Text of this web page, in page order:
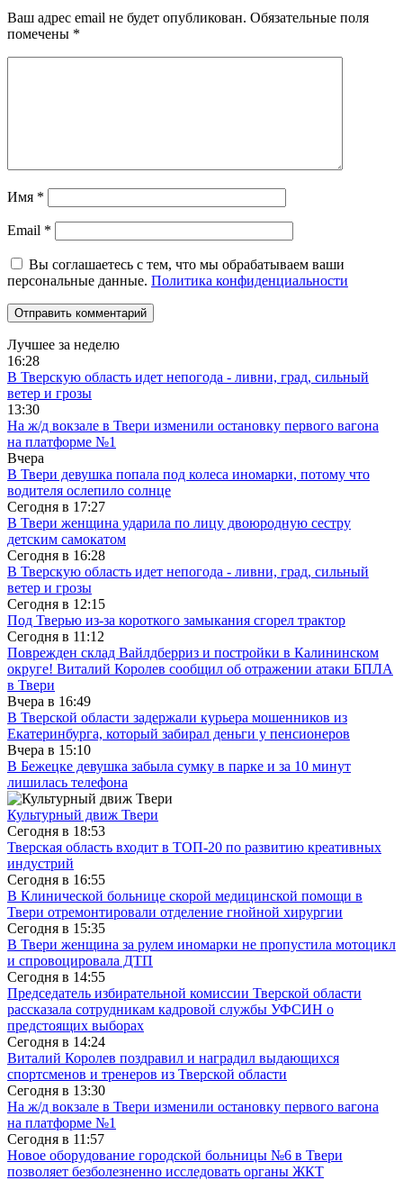
Ваш адрес email не будет опубликован. Обязательные поля
помечены *
Имя *
Email *
Вы соглашаетесь с тем, что мы обрабатываем ваши
персональные данные. Политика конфиденциальности
Лучшее за неделю
16:28
В Тверскую область идет непогода - ливни, град, сильный
ветер и грозы
13:30
На ж/д вокзале в Твери изменили остановку первого вагона
на платформе №1
Вчера
В Твери девушка попала под колеса иномарки, потому что
водителя ослепило солнце
Сегодня в 17:27
В Твери женщина ударила по лицу двоюродную сестру
детским самокатом
Сегодня в 16:28
В Тверскую область идет непогода - ливни, град, сильный
ветер и грозы
Сегодня в 12:15
Под Тверью из-за короткого замыкания сгорел трактор
Сегодня в 11:12
Поврежден склад Вайлдберриз и постройки в Калининском
округе! Виталий Королев сообщил об отражении атаки БПЛА
в Твери
Вчера в 16:49
В Тверской области задержали курьера мошенников из
Екатеринбурга, который забирал деньги у пенсионеров
Вчера в 15:10
В Бежецке девушка забыла сумку в парке и за 10 минут
лишилась телефона
Культурный движ Твери
Сегодня в 18:53
Тверская область входит в ТОП-20 по развитию креативных
индустрий
Сегодня в 16:55
В Клинической больнице скорой медицинской помощи в
Твери отремонтировали отделение гнойной хирургии
Сегодня в 15:35
В Твери женщина за рулем иномарки не пропустила мотоцикл
и спровоцировала ДТП
Сегодня в 14:55
Председатель избирательной комиссии Тверской области
рассказала сотрудникам кадровой службы УФСИН о
предстоящих выборах
Сегодня в 14:24
Виталий Королев поздравил и наградил выдающихся
спортсменов и тренеров из Тверской области
Сегодня в 13:30
На ж/д вокзале в Твери изменили остановку первого вагона
на платформе №1
Сегодня в 11:57
Новое оборудование городской больницы №6 в Твери
позволяет безболезненно исследовать органы ЖКТ